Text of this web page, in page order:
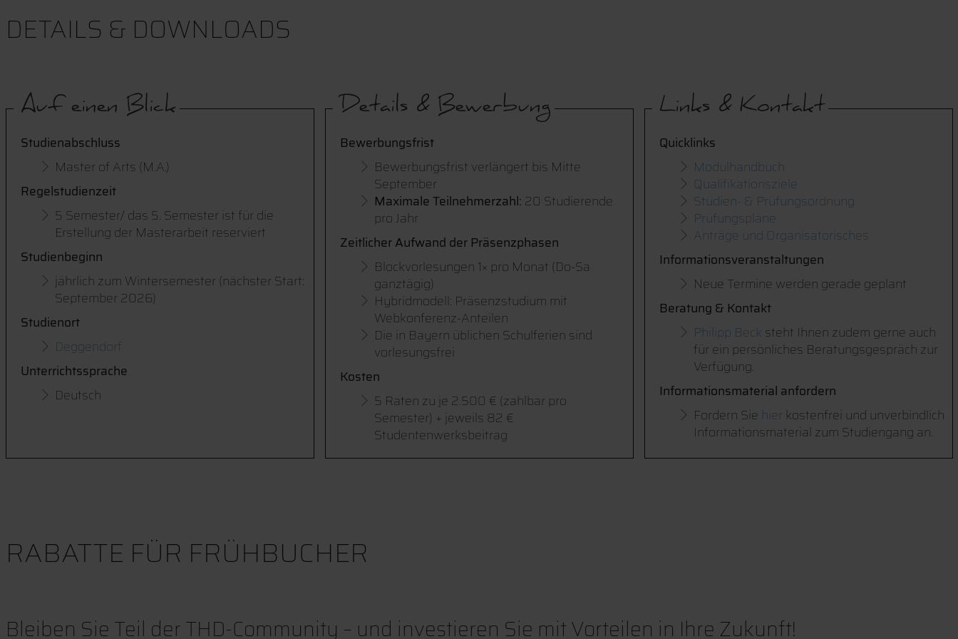
DETAILS & DOWNLOADS
Auf einen Blick
Studienabschluss
Master of Arts (M.A.)
Regelstudienzeit
5 Semester/ das 5. Semester ist für die
Erstellung der Masterarbeit reserviert
Studienbeginn
jährlich zum Wintersemester (nächster Start:
September 2026)
Studienort
Deggendorf
Unterrichtssprache
Deutsch
Details & Bewerbung
Bewerbungsfrist
Bewerbungsfrist verlängert bis Mitte
September
Maximale Teilnehmerzahl: 20 Studierende
pro Jahr
Zeitlicher Aufwand der Präsenzphasen
Blockvorlesungen 1× pro Monat (Do-Sa
ganztägig)
Hybridmodell: Präsenzstudium mit
Webkonferenz-Anteilen
Die in Bayern üblichen Schulferien sind
vorlesungsfrei
Kosten
5 Raten zu je 2.500 € (zahlbar pro
Semester) + jeweils 82 €
Studentenwerksbeitrag
Links & Kontakt
Quicklinks
Modulhandbuch
Qualifikationsziele
Studien- & Prüfungsordnung
Prüfungspläne
Anträge und Organisatorisches
Informationsveranstaltungen
Neue Termine werden gerade geplant
Beratung & Kontakt
Philipp Beck steht Ihnen zudem gerne auch
für ein persönliches Beratungsgespräch zur
Verfügung.
Informationsmaterial anfordern
Fordern Sie hier kostenfrei und unverbindlich
Informationsmaterial zum Studiengang an.
RABATTE FÜR FRÜHBUCHER
Bleiben Sie Teil der THD-Community – und investieren Sie mit Vorteilen in Ihre Zukunft!